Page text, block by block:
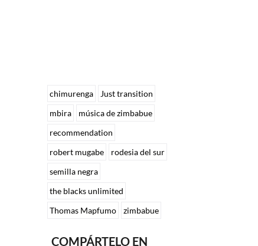
chimurenga
Just transition
mbira
música de zimbabue
recommendation
robert mugabe
rodesia del sur
semilla negra
the blacks unlimited
Thomas Mapfumo
zimbabue
COMPÁRTELO EN